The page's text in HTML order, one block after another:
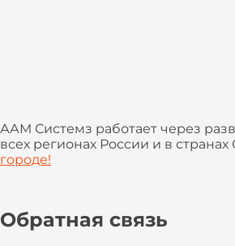
ААМ Системз работает через
всех регионах России и в странах
городе!
Обратная связь